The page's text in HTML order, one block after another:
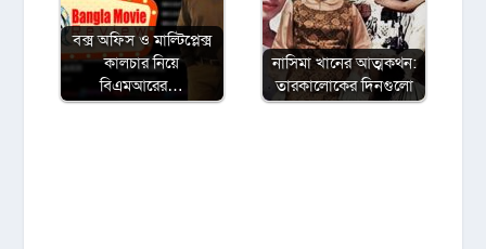
বক্স অফিস ও মাল্টিপ্লেক্স
কালচার নিয়ে
বিএমআরের…
নাসিমা খানের আত্মকথন:
তারকালোকের দিনগুলো